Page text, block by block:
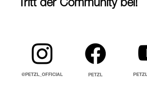
Tritt der Community bei!